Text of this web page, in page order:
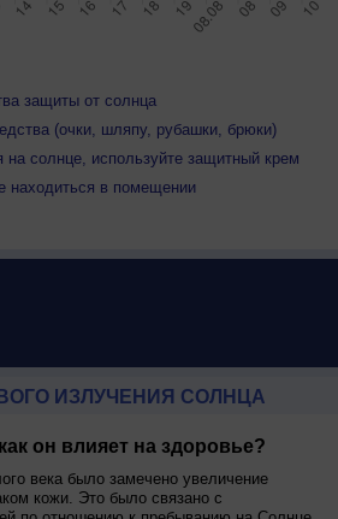
защиты от солнца
(очки, шляпу, рубашки, брюки)
на солнце, используйте защитный крем
находиться в помещении
ИЗЛУЧЕНИЯ СОЛНЦА
он влияет на здоровье?
века было замечено увеличение
кожи. Это было связано с